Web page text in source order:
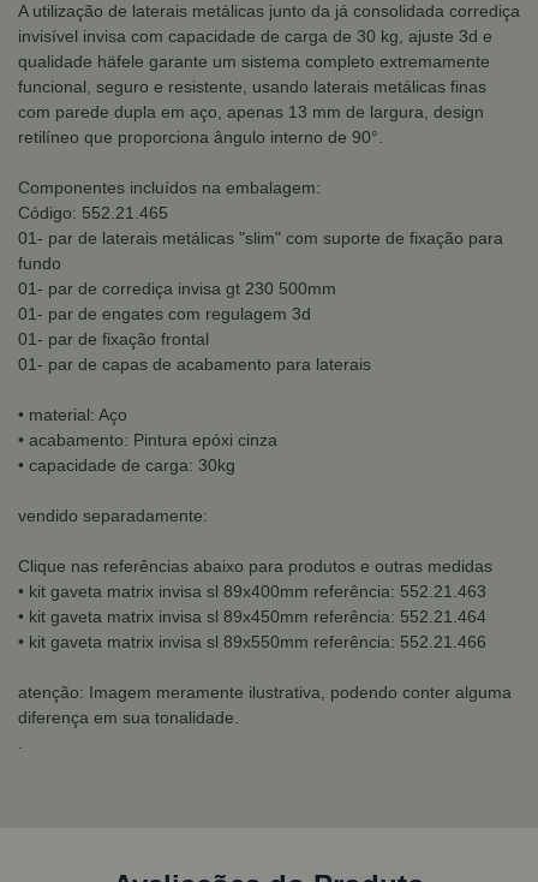
A utilização de laterais metálicas junto da já consolidada corrediça
invisível invisa com capacidade de carga de 30 kg, ajuste 3d e
qualidade häfele garante um sistema completo extremamente
funcional, seguro e resistente, usando laterais metálicas finas
com parede dupla em aço, apenas 13 mm de largura, design
retilíneo que proporciona ângulo interno de 90°.
Componentes incluídos na embalagem:
Código: 552.21.465
01- par de laterais metálicas "slim" com suporte de fixação para
fundo
01- par de corrediça invisa gt 230 500mm
01- par de engates com regulagem 3d
01- par de fixação frontal
01- par de capas de acabamento para laterais
• material: Aço
• acabamento: Pintura epóxi cinza
• capacidade de carga: 30kg
vendido separadamente:
Clique nas referências abaixo para produtos e outras medidas
• kit gaveta matrix invisa sl 89x400mm referência: 552.21.463
• kit gaveta matrix invisa sl 89x450mm referência: 552.21.464
• kit gaveta matrix invisa sl 89x550mm referência: 552.21.466
atenção: Imagem meramente ilustrativa, podendo conter alguma
diferença em sua tonalidade.